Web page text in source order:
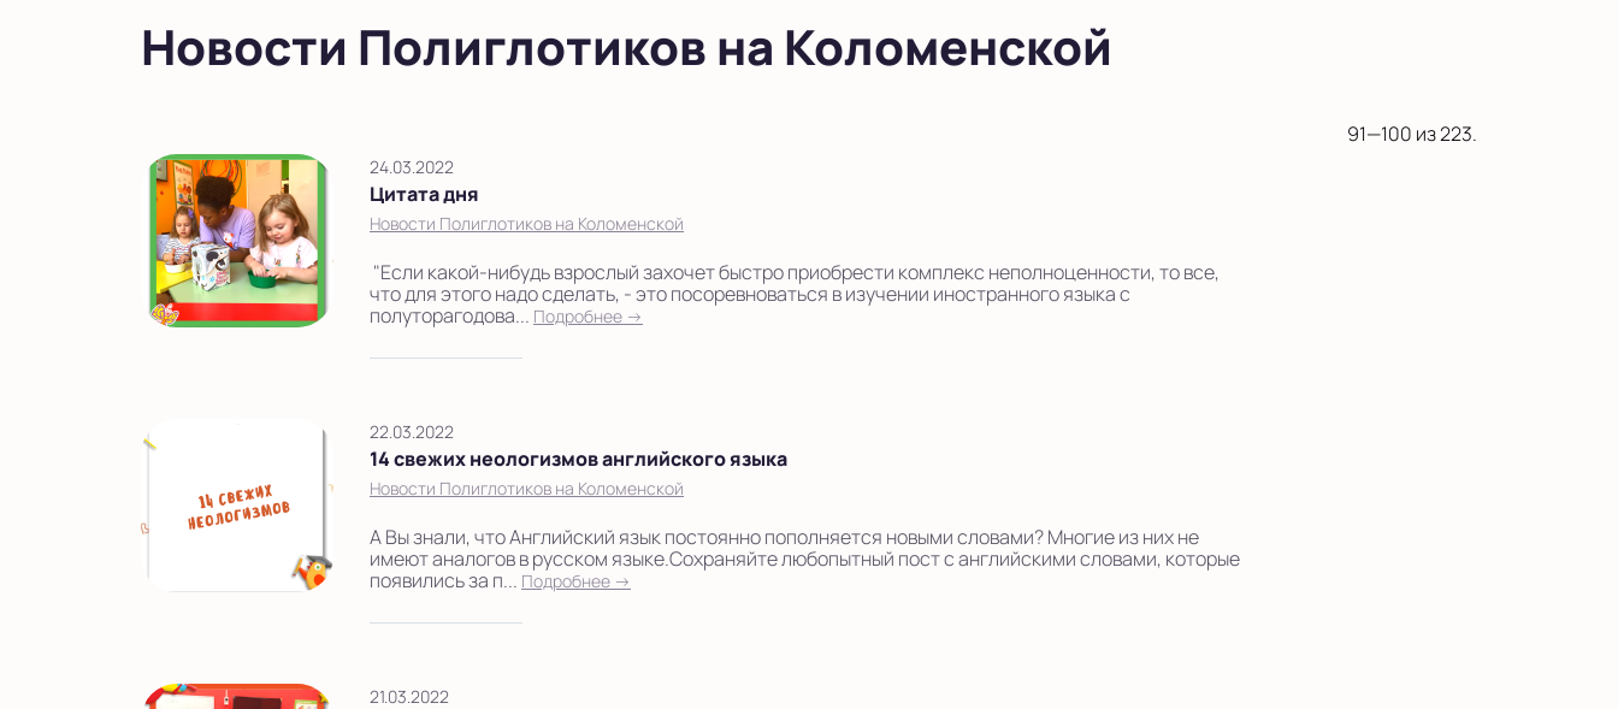
Показать на карте
Новости Полиглотиков на Коломенской
91—100 из 223.
24.03.2022
Цитата дня
Новости Полиглотиков на Коломенской
"Если какой-нибудь взрослый захочет быстро приобрести комплекс неполноценности, то все,
что для этого надо сделать, - это посоревноваться в изучении иностранного языка с
полуторагодова... Подробнее →
22.03.2022
14 свежих неологизмов английского языка
Новости Полиглотиков на Коломенской
А Вы знали, что Английский язык постоянно пополняется новыми словами? Многие из них не
имеют аналогов в русском языке.Сохраняйте любопытный пост с английскими словами, которые
появились за п... Подробнее →
21.03.2022